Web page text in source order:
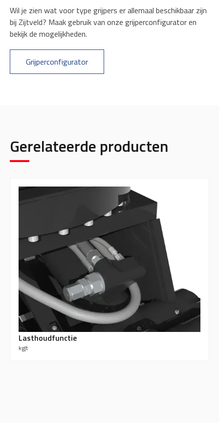
Wil je zien wat voor type grijpers er allemaal beschikbaar zijn
bij Zijtveld? Maak gebruik van onze grijperconfigurator en
bekijk de mogelijkheden.
Grijperconfigurator
Gerelateerde producten
Lasthoudfunctie
kg|t